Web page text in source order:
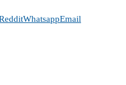
WhatsappEmail